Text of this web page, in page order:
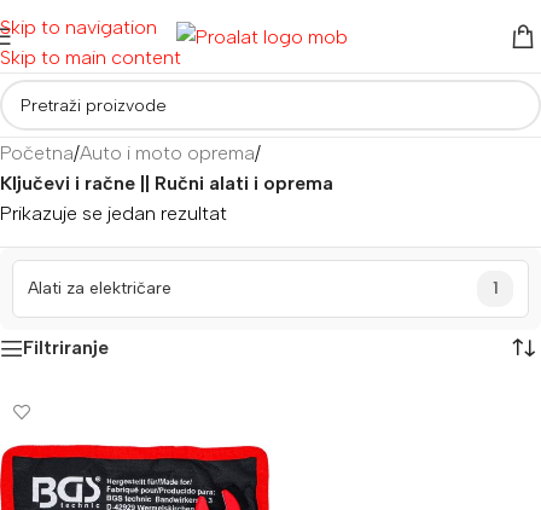
Skip to navigation
Skip to main content
Početna/Auto i moto oprema/
Ključevi i račne || Ručni alati i oprema
Prikazuje se jedan rezultat
Alati za električare 1
Filtriranje